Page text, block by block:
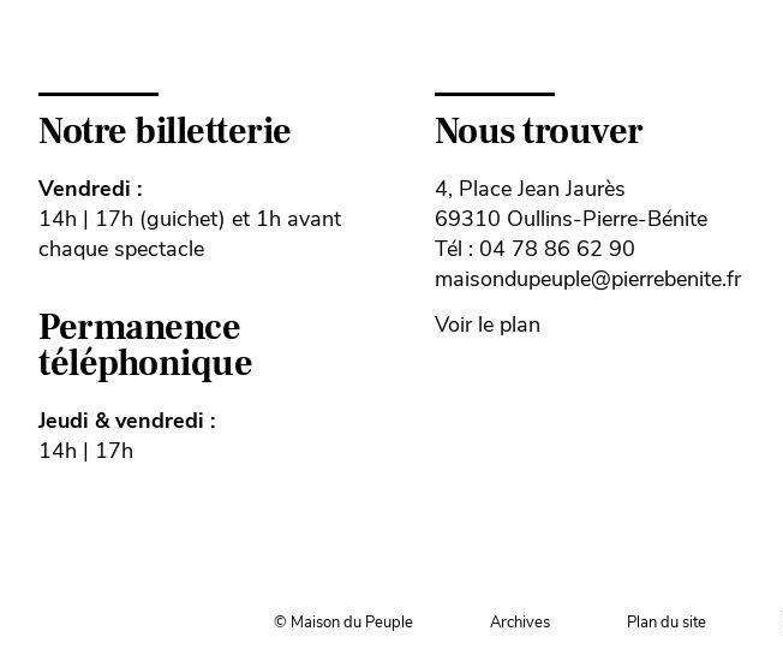
Notre billetterie
Vendredi :
14h | 17h (guichet) et 1h avant
chaque spectacle
Permanence
téléphonique
Jeudi & vendredi :
14h | 17h
Nous trouver
4, Place Jean Jaurès
69310 Oullins-Pierre-Bénite
Tél : 04 78 86 62 90
maisondupeuple@pierrebenite.fr
Voir le plan
© Maison du Peuple Archives Plan du site